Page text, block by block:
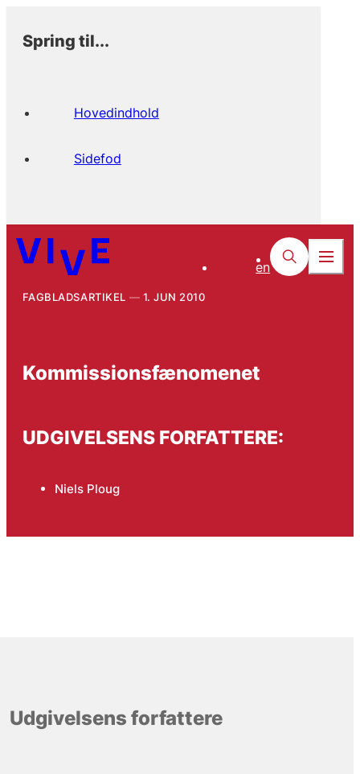
Spring til...
Hovedindhold
Sidefod
en
FAGBLADSARTIKEL 1. JUN 2010
Kommissionsfænomenet
UDGIVELSENS FORFATTERE:
Niels Ploug
Udgivelsens forfattere